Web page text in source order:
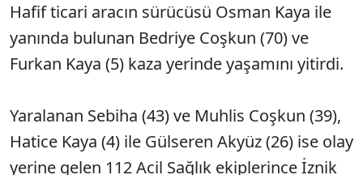
Hafif ticari aracın sürücüsü Osman Kaya ile
yanında bulunan Bedriye Coşkun (70) ve
Furkan Kaya (5) kaza yerinde yaşamını yitirdi.
Yaralanan Sebiha (43) ve Muhlis Coşkun (39),
Hatice Kaya (4) ile Gülseren Akyüz (26) ise olay
yerine gelen 112 Acil Sağlık ekiplerince İznik